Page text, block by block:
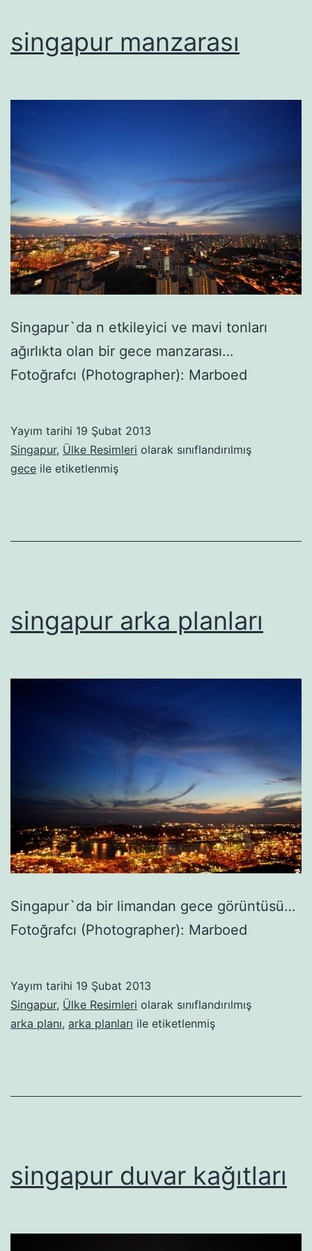
singapur manzarası
Singapur`da n etkileyici ve mavi tonları
ağırlıkta olan bir gece manzarası…
Fotoğrafcı (Photographer): Marboed
Yayım tarihi 19 Şubat 2013
Singapur, Ülke Resimleri olarak sınıflandırılmış
gece ile etiketlenmiş
singapur arka planları
Singapur`da bir limandan gece görüntüsü…
Fotoğrafcı (Photographer): Marboed
Yayım tarihi 19 Şubat 2013
Singapur, Ülke Resimleri olarak sınıflandırılmış
arka planı, arka planları ile etiketlenmiş
singapur duvar kağıtları